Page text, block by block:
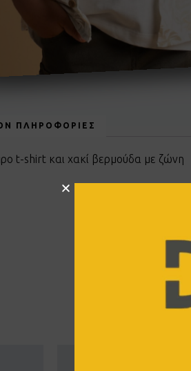
ΠΛΗΡΟΦΟΡΊΕΣ
t-shirt και χακί βερμούδα με ζώνη